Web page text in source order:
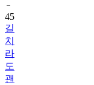
45
길
치
라
도
괜